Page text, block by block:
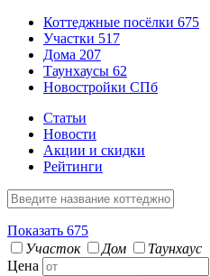
Коттеджные посёлки 675
Участки 517
Дома 207
Таунхаусы 62
Новостройки СПб
Статьи
Новости
Акции и скидки
Рейтинги
Показать 675
Участок
Дом
Таунхаус
Цена